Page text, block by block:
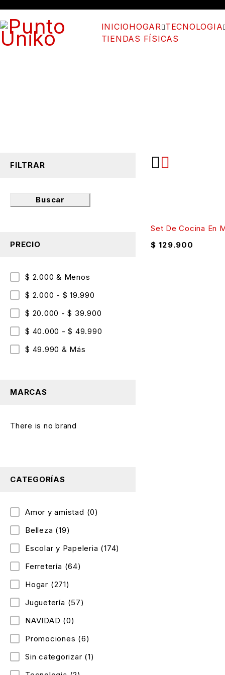
INICIOHOGAR TECNOLOGIA
TIENDAS FÍSICAS
FILTRAR
Buscar
PRECIO
$ 2.000 & Menos
$ 2.000 - $ 19.990
$ 20.000 - $ 39.900
$ 40.000 - $ 49.990
$ 49.990 & Más
MARCAS
There is no brand
CATEGORÍAS
Amor y amistad (0)
Belleza (19)
Escolar y Papeleria (174)
Ferretería (64)
Hogar (271)
Juguetería (57)
NAVIDAD (0)
Promociones (6)
Sin categorizar (1)
Set De Cocina En
$ 129.900